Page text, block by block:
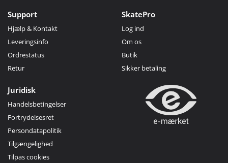
Support
Hjælp & Kontakt
Leveringsinfo
Ordrestatus
Retur
SkatePro
Log ind
Om os
Butik
Sikker betaling
Juridisk
Handelsbetingelser
Fortrydelsesret
Persondatapolitik
Tilgængelighed
Tilpas cookies